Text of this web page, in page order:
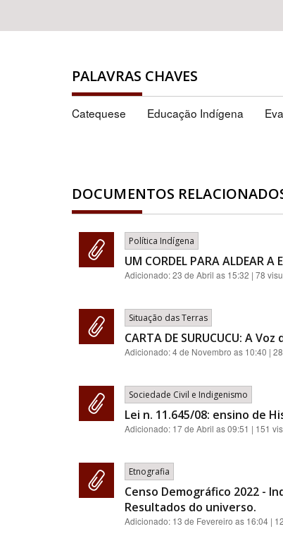
PALAVRAS CHAVES
Catequese Educação Indígena
DOCUMENTOS
Política Indígena
UM CORDEL PARA ALDEAR A
Adicionado:23 de Abril as 15:32 | 78
Situação das Terras
CARTA DE SURUCUCU: A
Adicionado:4 de Novembro as 10:40 |
Sociedade Civil e Indigenismo
Lei n. 11.645/08: ensino de
Adicionado: 17 de Abril as 09:51 | 151
Etnografia
Censo Demográfico 2022 -
Resultados do universo.
Adicionado: 13 de Fevereiro as 16:04 |